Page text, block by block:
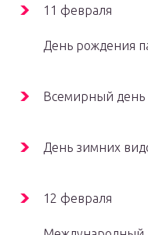
11 февраля
День рождения
Всемирный день
День зимних
12 февраля